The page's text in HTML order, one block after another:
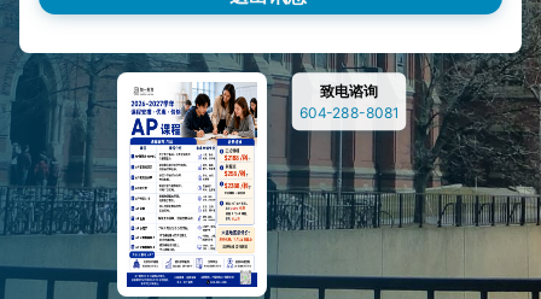
致电谘询
604-288-8081